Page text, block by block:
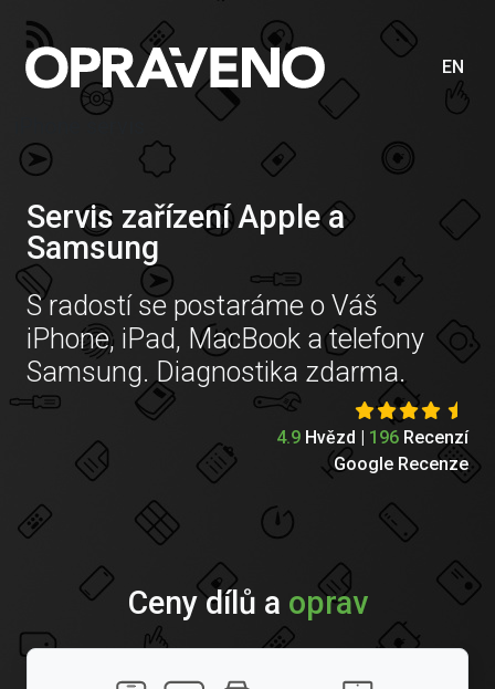
EN
Servis zařízení Apple a
Samsung
S radostí se postaráme o Váš
iPhone, iPad, MacBook a telefony
Samsung. Diagnostika zdarma.
4.9 Hvězd | 196 Recenzí
Google Recenze
Ceny dílů a oprav